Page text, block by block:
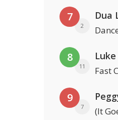
7
2
Dua
8
11 Fast
9
7 (It